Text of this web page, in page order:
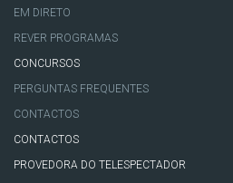
EM DIRETO
REVER PROGRAMAS
CONCURSOS
PERGUNTAS FREQUENTES
CONTACTOS
CONTACTOS
PROVEDORA DO TELESPECTADOR